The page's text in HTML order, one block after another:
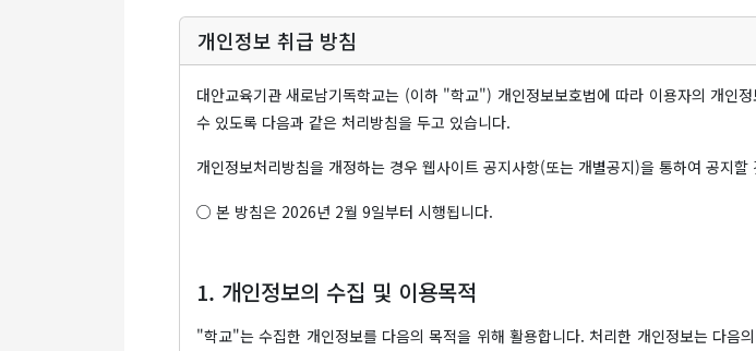
④ "비밀번호"라 함은 "회원"이 부여 받은 "아이디와 일치되는 "회원"임을 확인하고 비
⑤ "게시물"이라 함은 "회원"이 "서비스"를 이용함에 있어 서비스 상에 게시한 부호ㆍ
제 3 조 (약관의 게시와 개정)
① "학교"는 이 약관의 내용을 "회원"이 쉽게 알 수 있도록 서비스 초기 화면에 게시합니
② "학교"는 "약관의 규제에 관한 법률", "정보통신망 이용촉진 및 정보보호 등에 관
③ "학교"가 약관을 개정할 경우에는 적용일자 및 개정사유를 명시하여 현행약관과 함
지합니다. 다만, 회원에게 불리한 약관의 개정의 경우에는 공지 외에 일정기간 서
지하도록 합니다.
개인정보 취급 방침
대안교육기관 새로남기독학교는 (이하 "학교") 개인정보보호법에 따라 이용자의 개인
수 있도록 다음과 같은 처리방침을 두고 있습니다.
개인정보처리방침을 개정하는 경우 웹사이트 공지사항(또는 개별공지)을 통하여 공지할
○ 본 방침은 2026년 2월 9일부터 시행됩니다.
1. 개인정보의 수집 및 이용목적
"학교"는 수집한 개인정보를 다음의 목적을 위해 활용합니다. 처리한 개인정보는 다음